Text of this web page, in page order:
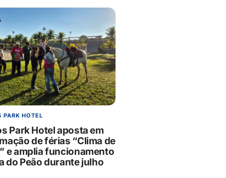
PARK HOTEL
Park Hotel aposta em
de férias “Clima de
e amplia funcionamento
do Peão durante julho